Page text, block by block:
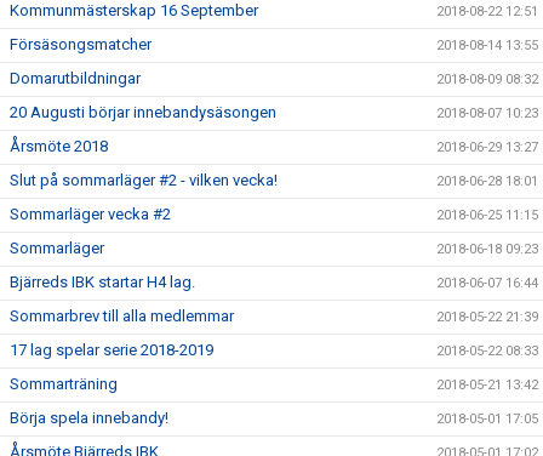
Kommunmästerskap 16 September 2018-08-22 12:51
Försäsongsmatcher 2018-08-14 13:55
Domarutbildningar 2018-08-09 08:32
20 Augusti börjar innebandysäsongen 2018-08-07 10:23
Årsmöte 2018 2018-06-29 13:27
Slut på sommarläger #2 - vilken vecka! 2018-06-28 18:01
Sommarläger vecka #2 2018-06-25 11:15
Sommarläger 2018-06-18 09:23
Bjärreds IBK startar H4 lag. 2018-06-07 16:44
Sommarbrev till alla medlemmar 2018-05-22 21:39
17 lag spelar serie 2018-2019 2018-05-22 08:33
Sommarträning 2018-05-21 13:42
Börja spela innebandy! 2018-05-01 17:05
Årsmöte Bjärreds IBK